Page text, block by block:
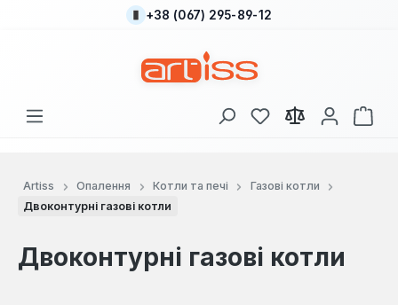
Перейти до основного вмісту
+38 (067) 295-89-12
У вас є 0 у списку
Artiss Опалення Котли та печі
Газові котли
Двоконтурні газові котли
Двоконтурні газові котли